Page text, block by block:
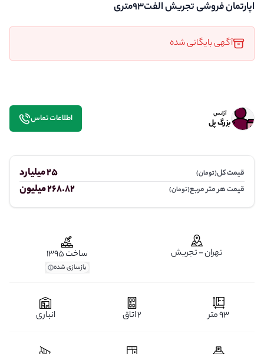
آگهی بایگانی شده
اپارتمان فروشی تجریش الفت93متری
قیمت کل(تومان) 25 میلیارد
قیمت هر متر مربع(تومان) 268.82 میلیون
آژانس
بزرگ پل اطلاعات تماس
تهران - تجریش ساخت 1395
بازسازی شده
93 متر 2 اتاق انباری